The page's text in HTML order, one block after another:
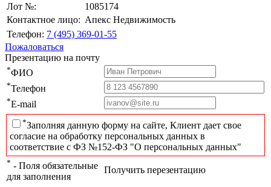
Лот №:
1085174
Контактное лицо: Апекс Недвижимость
Телефон: 7 (495) 369-01-55
Пожаловаться
Презентацию на почту
*ФИО
*Телефон
*E-mail
*Заполняя данную форму на сайте, Клиент дает свое
согласие на обработку персональных данных в
соответствие с ФЗ №152-ФЗ "О персональных данных"
* - Поля обязательные
для заполнения
Получить перезентацию